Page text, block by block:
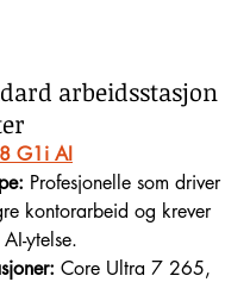
arbeidsstasjon
8 G1i AI
Profesjonelle som driver
kontorarbeid og krever
ytelse.
Core Ultra 7 265,